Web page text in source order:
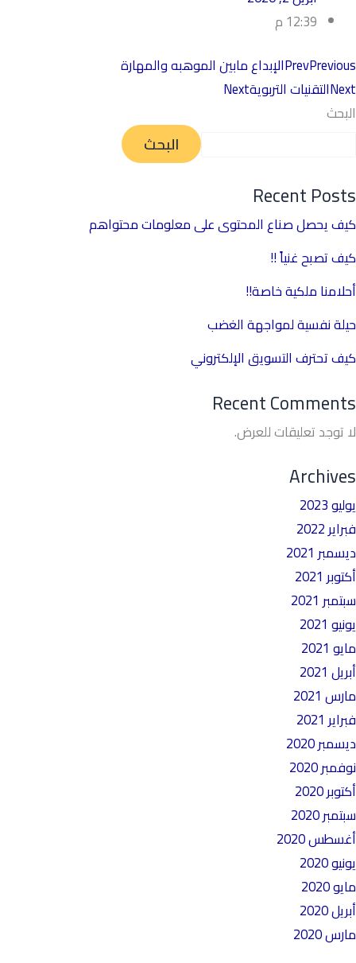
12:39 م
PrevPrevious
الإبداع مابين الموهبه والمهارة
Nextالتقنيات التربويةNext
البحث
البحث
Recent Posts
كيف يحصل صناع المحتوى على معلومات محتواهم
كيف تصبح غنياً !!
أحلامنا ملكية خاصة!!
حيلة نفسية لمواجهة الغضب
كيف تحترف التسويق الإلكتروني
Recent Comments
لا توجد تعليقات للعرض.
Archives
يوليو 2023
فبراير 2022
ديسمبر 2021
أكتوبر 2021
سبتمبر 2021
يونيو 2021
مايو 2021
أبريل 2021
مارس 2021
فبراير 2021
ديسمبر 2020
نوفمبر 2020
أكتوبر 2020
سبتمبر 2020
أغسطس 2020
يونيو 2020
مايو 2020
أبريل 2020
مارس 2020